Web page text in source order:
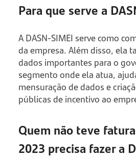
Para que serve a
A DASN-SIMEI serve como
da empresa. Além disso, ela
dados importantes para o
segmento onde ela atua,
mensuração de dados e
públicas de incentivo ao
Quem não teve
2023 precisa fazer a